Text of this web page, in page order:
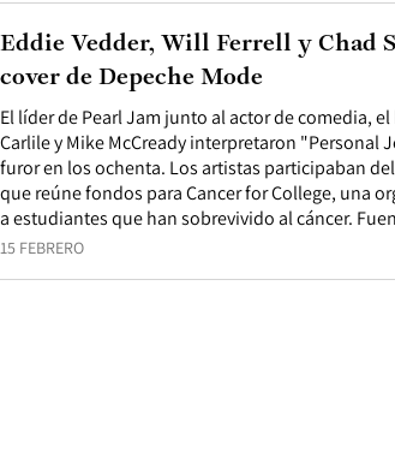
15 FEBRERO
El líder de Pearl Jam junto al actor de comedia,
Carlile y Mike McCready interpretaron "Personal
furor en los ochenta. Los artistas participaban
que reúne fondos para Cancer for College, una
a estudiantes que han sobrevivido al cáncer.
Eddie Vedder, Will Ferrell y Chad
cover de Depeche Mode